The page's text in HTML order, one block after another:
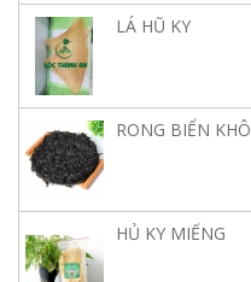
LÁ HŨ KY
RONG BIỂN KHÔ
HỦ KY MIẾNG